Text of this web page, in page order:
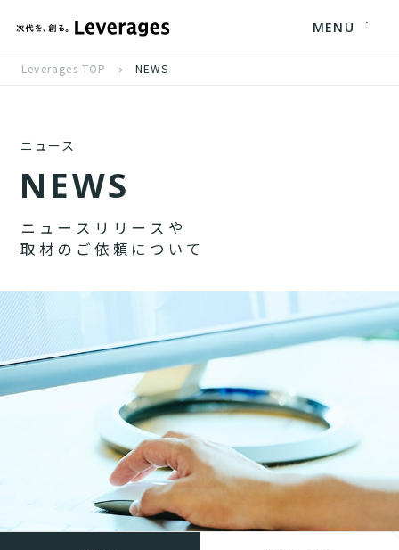
MENU
Leverages TOP NEWS
ニュース
NEWS
ニ ュ ー ス リ リ ー ス や
取 材 の ご 依 頼 に つ い て